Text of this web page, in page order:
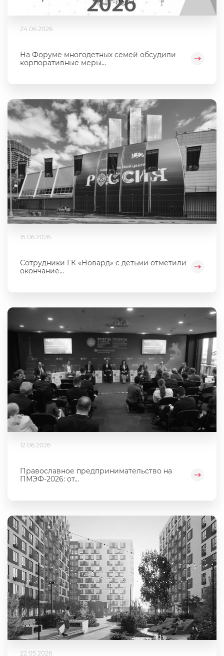
24.06.2026
На Форуме многодетных семей обсудили
корпоративные меры...
15.06.2026
Сотрудники ГК «Новард» с детьми отметили
окончание...
12.06.2026
Православное предпринимательство на
ПМЭФ-2026: от...
22.05.2026